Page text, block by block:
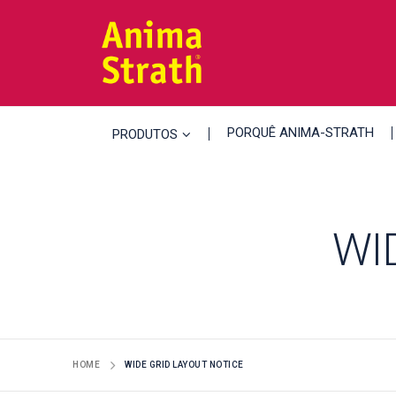
PRODUTOS PORQUÊ ANIMA-STRATH
HOME WIDE GRID LAYOUT NOTICE